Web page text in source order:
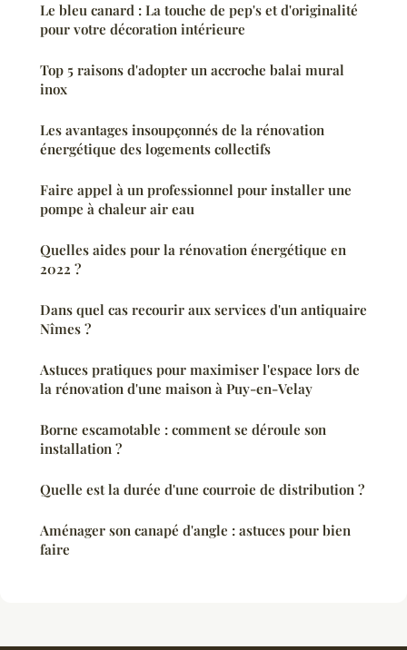
Le bleu canard : La touche de pep's et d'originalité
pour votre décoration intérieure
Top 5 raisons d'adopter un accroche balai mural
inox
Les avantages insoupçonnés de la rénovation
énergétique des logements collectifs
Faire appel à un professionnel pour installer une
pompe à chaleur air eau
Quelles aides pour la rénovation énergétique en
2022 ?
Dans quel cas recourir aux services d'un antiquaire
Nîmes ?
Astuces pratiques pour maximiser l'espace lors de
la rénovation d'une maison à Puy-en-Velay
Borne escamotable : comment se déroule son
installation ?
Quelle est la durée d'une courroie de distribution ?
Aménager son canapé d'angle : astuces pour bien
faire